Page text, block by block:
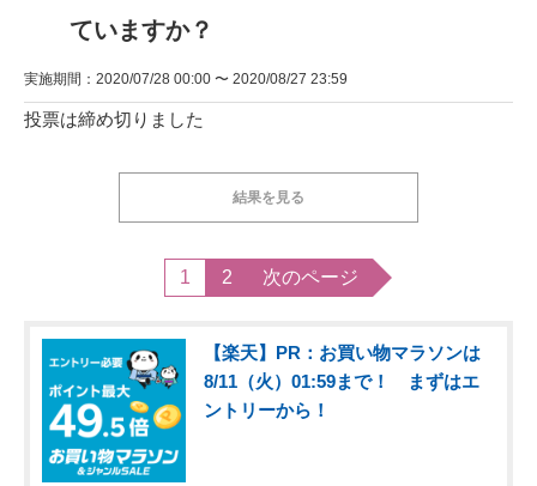
ていますか？
実施期間：2020/07/28 00:00 〜 2020/08/27 23:59
投票は締め切りました
結果を見る
1 2 次のページ
【楽天】PR：お買い物マラソンは
8/11（火）01:59まで！ まずはエ
ントリーから！